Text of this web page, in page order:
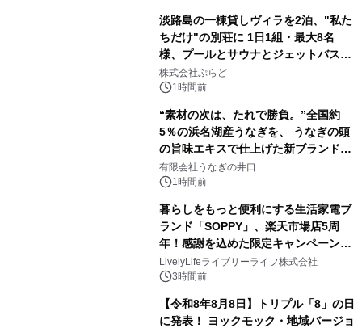
淡路島の一棟貸しヴィラを2泊、"私た
ちだけ"の別荘に 1日1組・最大8名
様、プールとサウナとジェットバス付
きで Villa Mon Temps AWAJIの連泊
素泊りプラン
株式会社ぷらど
1時間前
“素材の次は、たれで勝負。”全国約
5％の浜名湖産うなぎを、 うなぎの頭
の旨味エキスで仕上げた新ブランド
「井口の誉」誕生
有限会社うなぎの井口
1時間前
暮らしをもっと便利にする生活家電ブ
ランド「SOPPY」、楽天市場店5周
年！感謝を込めた限定キャンペーンを
8月10日より開催
LivelyLifeライブリーライフ株式会社
3時間前
【令和8年8月8日】トリプル「8」の日
に発表！ ヨックモック・地域バージョ